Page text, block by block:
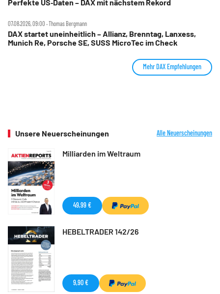
Perfekte US‑Daten – DAX mit nächstem Rekord
07.08.2026, 09:00 ‧ Thomas Bergmann
DAX startet uneinheitlich – Allianz, Brenntag, Lanxess,
Munich Re, Porsche SE, SUSS MicroTec im Check
Mehr DAX Empfehlungen
Unsere Neuerscheinungen Alle Neuerscheinungen
Milliarden im Weltraum
49,99 €
HEBELTRADER 142/26
9,90 €